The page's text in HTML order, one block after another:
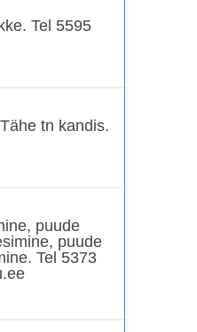
Tel 5595
tn kandis.
puude
puude
Tel 5373